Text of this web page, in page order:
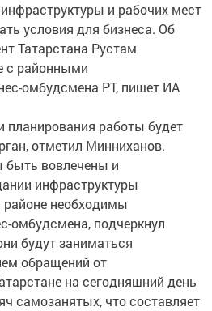
и рабочих мест
условия для бизнеса. Об
Татарстана Рустам
с районными
омбудсмена РТ, пишет ИА
планирования работы будет
отметил Минниханов.
вовлечены и
инфраструктуры
необходимы
омбудсмена, подчеркнул
будут заниматься
обращений от
на сегодняшний день
самозанятых, что составляет